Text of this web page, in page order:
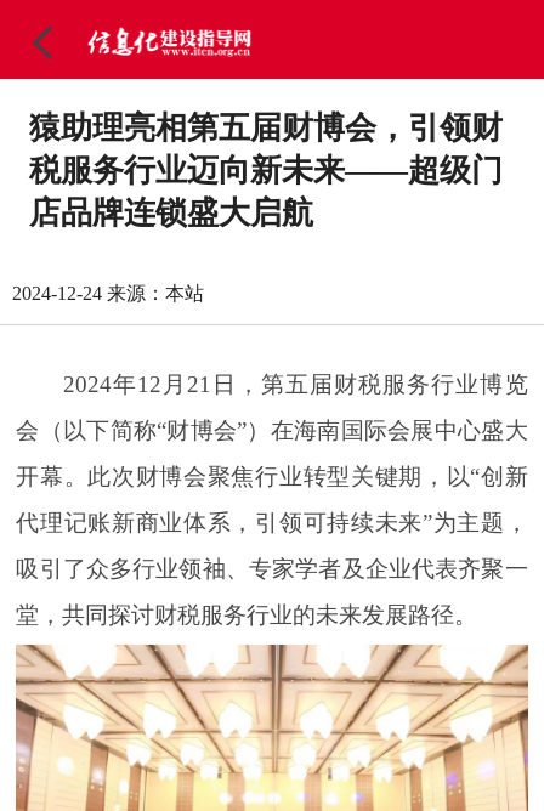
猿助理亮相第五届财博会，引领财
税服务行业迈向新未来——超级门
店品牌连锁盛大启航
2024-12-24 来源：本站
2024年12月21日，第五届财税服务行业博览
会（以下简称“财博会”）在海南国际会展中心盛大
开幕。此次财博会聚焦行业转型关键期，以“创新
代理记账新商业体系，引领可持续未来”为主题，
吸引了众多行业领袖、专家学者及企业代表齐聚一
堂，共同探讨财税服务行业的未来发展路径。